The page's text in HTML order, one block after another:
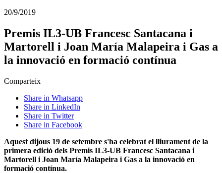
20/9/2019
Premis IL3-UB Francesc Santacana i
Martorell i Joan María Malapeira i Gas a
la innovació en formació contínua
Comparteix
Share in Whatsapp
Share in LinkedIn
Share in Twitter
Share in Facebook
Aquest dijous 19 de setembre s'ha celebrat el lliurament de la
primera edició dels Premis IL3-UB Francesc Santacana i
Martorell i Joan María Malapeira i Gas a la innovació en
formació contínua.